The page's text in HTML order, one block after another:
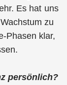
Es hat uns
zu
Phasen klar,
persönlich?